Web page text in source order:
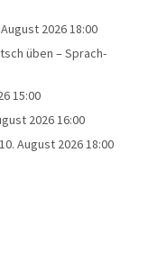
2026 18:00
üben – Sprach-
15:00
2026 16:00
August 2026 18:00